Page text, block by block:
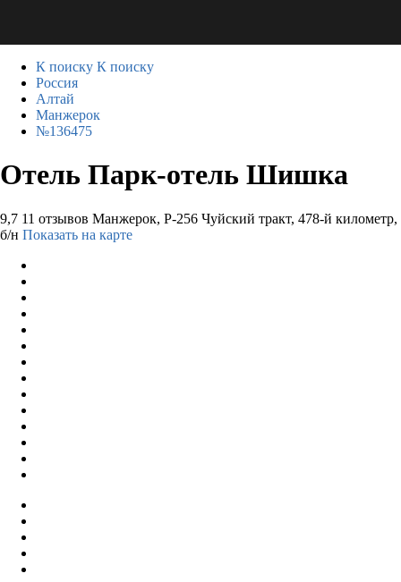
К поиску К поиску
Россия
Алтай
Манжерок
№136475
Отель Парк-отель Шишка
9,7 11 отзывов Манжерок, Р-256 Чуйский тракт, 478-й километр,
б/н Показать на карте